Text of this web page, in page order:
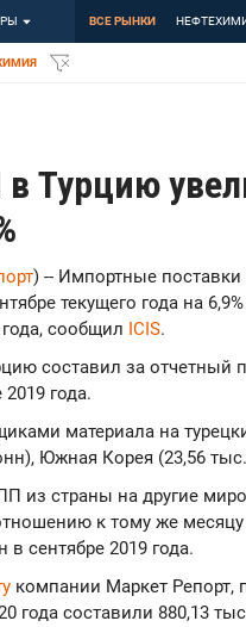
ВСЕ РЫНКИ
Турцию
) -- Импортные
текущего года на
сообщил ICIS.
составил за отчетный
года.
материала на
Южная Корея (23,56
из страны на другие
к тому же
в сентябре 2019 года.
компании Маркет Репорт,
года составили 880,13